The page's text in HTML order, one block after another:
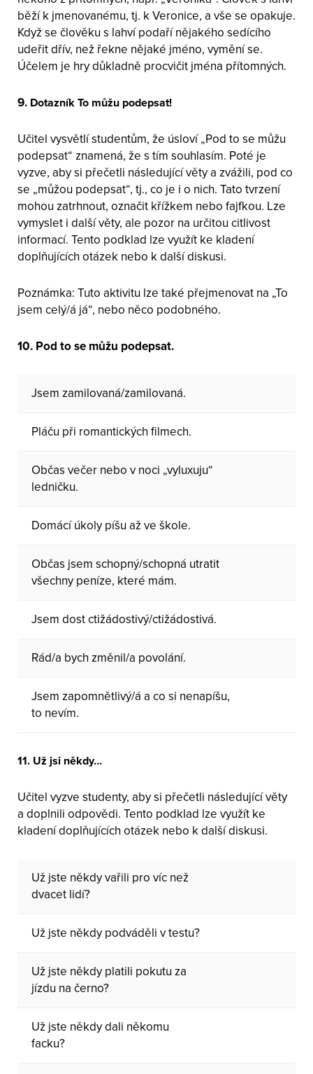
běží k jmenovanému, tj. k Veronice, a vše se opakuje.
Když se člověku s lahví podaří nějakého sedícího
udeřit dřív, než řekne nějaké jméno, vymění se.
Účelem je hry důkladně procvičit jména přítomných.
9. Dotazník To můžu podepsat!
Učitel vysvětlí studentům, že úsloví „Pod to se můžu
podepsat“ znamená, že s tím souhlasím. Poté je
vyzve, aby si přečetli následující věty a zvážili, pod co
se „můžou podepsat“, tj., co je i o nich. Tato tvrzení
mohou zatrhnout, označit křížkem nebo fajfkou. Lze
vymyslet i další věty, ale pozor na určitou citlivost
informací. Tento podklad lze využít ke kladení
doplňujících otázek nebo k další diskusi.
Poznámka: Tuto aktivitu lze také přejmenovat na „To
jsem celý/á já“, nebo něco podobného.
10. Pod to se můžu podepsat.
Jsem zamilovaná/zamilovaná.
Pláču při romantických filmech.
Občas večer nebo v noci „vyluxuju“
ledničku.
Domácí úkoly píšu až ve škole.
Občas jsem schopný/schopná utratit
všechny peníze, které mám.
Jsem dost ctižádostivý/ctižádostivá.
Rád/a bych změnil/a povolání.
Jsem zapomnětlivý/á a co si nenapíšu,
to nevím.
11. Už jsi někdy…
Učitel vyzve studenty, aby si přečetli následující věty
a doplnili odpovědi. Tento podklad lze využít ke
kladení doplňujících otázek nebo k další diskusi.
Už jste někdy vařili pro víc než
dvacet lidí?
Už jste někdy podváděli v testu?
Už jste někdy platili pokutu za
jízdu na černo?
Už jste někdy dali někomu
facku?